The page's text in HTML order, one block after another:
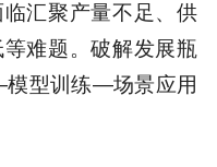
汇聚产量不足、供
难题。破解发展瓶
模型训练—场景应用